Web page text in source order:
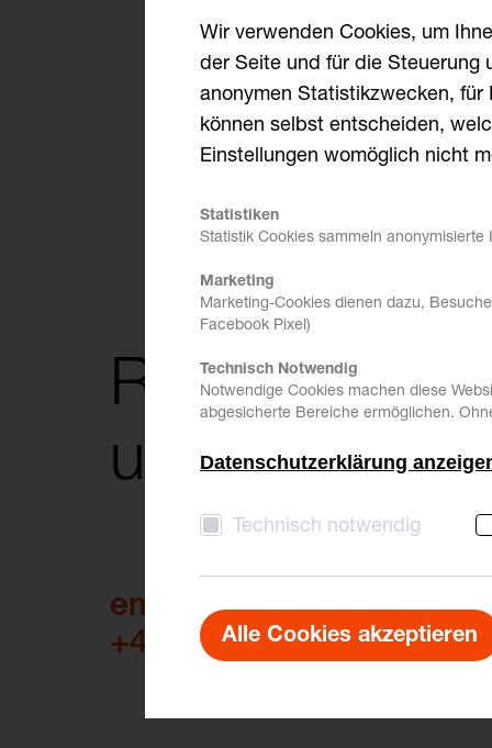
R volutionier
u
d damit Ihr
+43 732 997069-0
Wir verwenden Cookies, um
der Seite und für die Steuerung
anonymen Statistikzwecken,
können selbst entscheiden,
Einstellungen womöglich nicht
Statistiken
Statistik Cookies sammeln
Marketing
Marketing-Cookies dienen dazu,
Facebook Pixel)
Technisch Notwendig
Notwendige Cookies machen diese
abgesicherte Bereiche ermöglichen.
Datenschutzerklärung
Technisch notwendig
Alle Cookies akzeptieren